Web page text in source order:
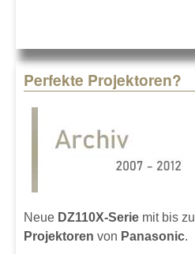
Perfekte Projektoren?
Neue DZ110X-Serie mit bis zu
Projektoren von Panasonic.